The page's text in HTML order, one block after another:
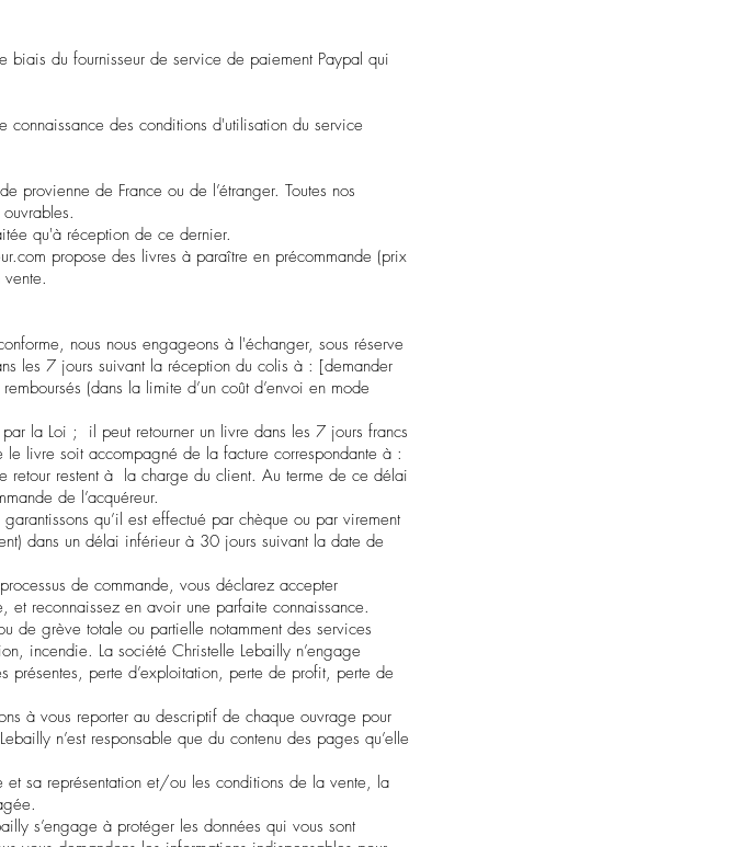
biais du fournisseur de service de paiement Paypal qui
connaissance des conditions d'utilisation du service
provienne de France ou de l’étranger. Toutes nos
qu'à réception de ce dernier.
propose des livres à paraître en précommande (prix
nous nous engageons à l'échanger, sous réserve
les 7 jours suivant la réception du colis à : [demander
(dans la limite d’un coût d’envoi en mode
la Loi ; il peut retourner un livre dans les 7 jours francs
livre soit accompagné de la facture correspondante à :
retour restent à la charge du client. Au terme de ce délai
de l’acquéreur.
qu’il est effectué par chèque ou par virement
dans un délai inférieur à 30 jours suivant la date de
de commande, vous déclarez accepter
et reconnaissez en avoir une parfaite connaissance.
de grève totale ou partielle notamment des services
incendie. La société Christelle Lebailly n’engage
perte d’exploitation, perte de profit, perte de
à vous reporter au descriptif de chaque ouvrage pour
n’est responsable que du contenu des pages qu’elle
et sa représentation et/ou les conditions de la vente, la
s’engage à protéger les données qui vous sont